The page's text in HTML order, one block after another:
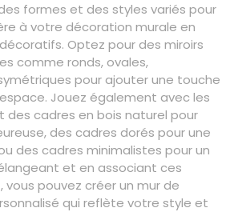
formes et des styles variés pour
à votre décoration murale en
Optez pour des miroirs
comme ronds, ovales,
pour ajouter une touche
Jouez également avec les
des cadres en bois naturel pour
des cadres dorés pour une
des cadres minimalistes pour un
et en associant ces
pouvez créer un mur de
qui reflète votre style et